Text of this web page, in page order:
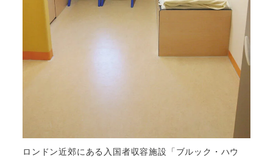
ロンドン近郊にある入国者収容施設「ブルック・ハウ